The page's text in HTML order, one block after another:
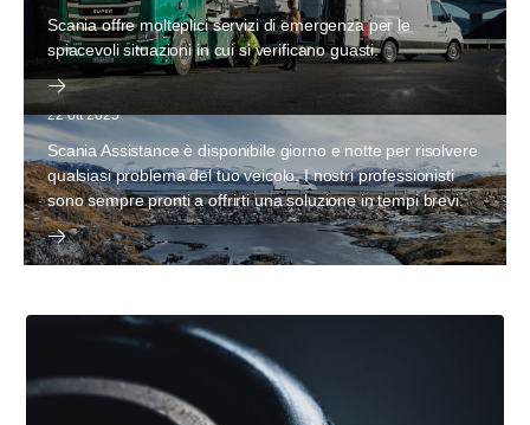
Scania offre molteplici servizi di emergenza per le
spiacevoli situazioni in cui si verificano guasti.
SCANIA ASSISTANCE
22 ott 2025
Scania Assistance è disponibile giorno e notte per risolvere
qualsiasi problema del tuo veicolo. I nostri professionisti
sono sempre pronti a offrirti una soluzione in tempi brevi.